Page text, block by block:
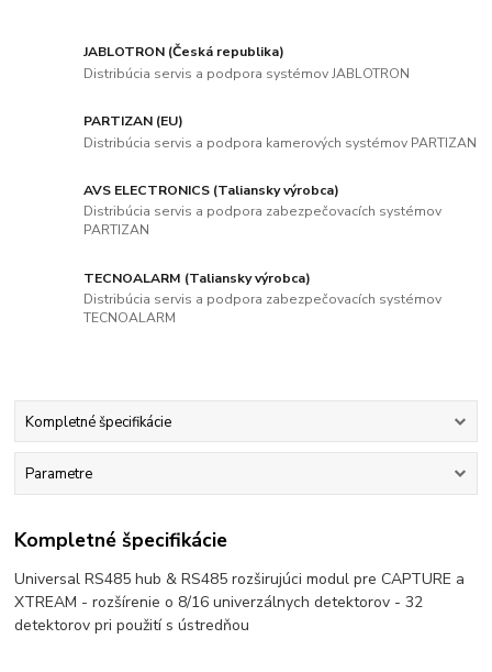
JABLOTRON (Česká republika)
Distribúcia servis a podpora systémov JABLOTRON
PARTIZAN (EU)
Distribúcia servis a podpora kamerových systémov PARTIZAN
AVS ELECTRONICS (Taliansky výrobca)
Distribúcia servis a podpora zabezpečovacích systémov
PARTIZAN
TECNOALARM (Taliansky výrobca)
Distribúcia servis a podpora zabezpečovacích systémov
TECNOALARM
Kompletné špecifikácie
Parametre
Kompletné špecifikácie
Universal RS485 hub & RS485 rozširujúci modul pre CAPTURE a
XTREAM - rozšírenie o 8/16 univerzálnych detektorov - 32
detektorov pri použití s ústredňou